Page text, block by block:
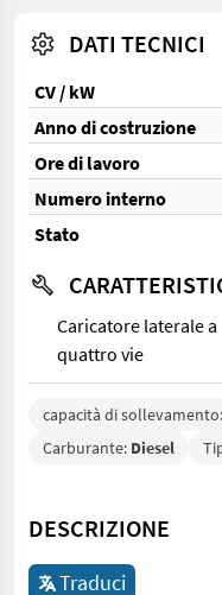
DATI TECNICI
CV / kW
Anno di costruzione
Ore di lavoro
Numero interno
Stato
Caricatore laterale a
quattro vie
capacità di sollevamento:
Carburante: Diesel
DESCRIZIONE
Traduci